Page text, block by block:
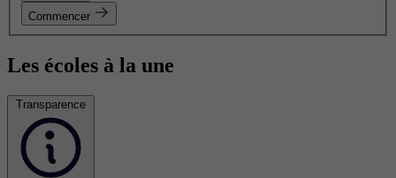
Commencer
Les écoles à la une
Transparence